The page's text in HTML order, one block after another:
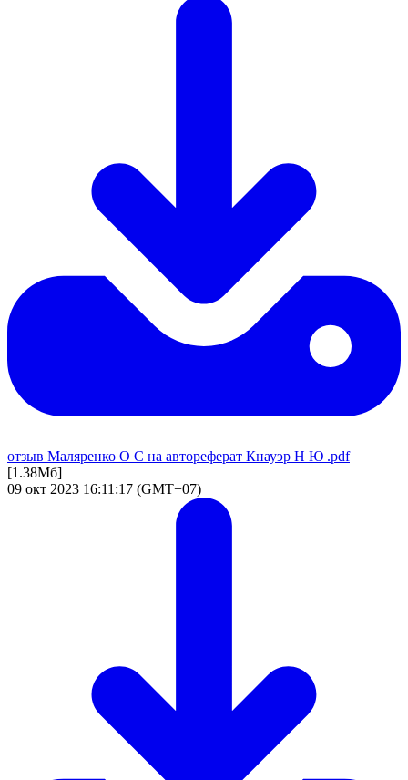
отзыв Маляренко О С на автореферат Кнауэр Н Ю .pdf
[1.38Мб]
09 окт 2023 16:11:17 (GMT+07)